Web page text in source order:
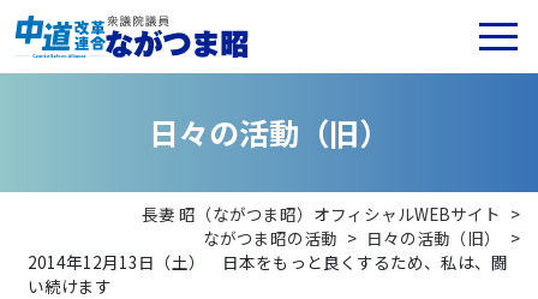
日々の活動 （旧）
長妻 昭（ながつま昭）オフィシャルWEBサイト >
ながつま昭の活動 > 日々の活動（旧）
>
2014年12月13日（土） 日本をもっと良くするため、私は、闘
い続けます